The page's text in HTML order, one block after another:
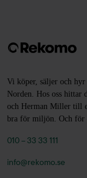
Vi köper, säljer och
Norden. Hos oss hittar
och Herman Miller till
bra för miljön. Och för
010 – 33 33 111
info@rekomo.se